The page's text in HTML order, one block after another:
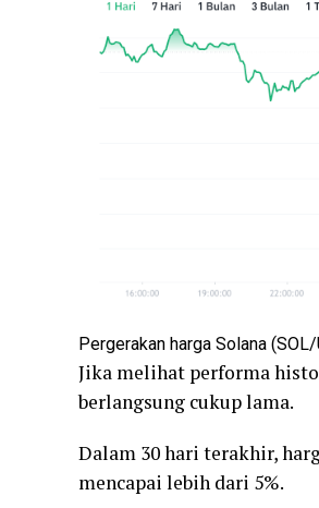
Pergerakan harga Solana
Jika melihat performa
berlangsung cukup lama.
Dalam 30 hari terakhir,
mencapai lebih dari 5%.